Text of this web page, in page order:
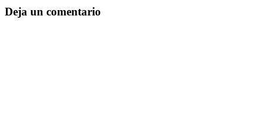
Deja un comentario